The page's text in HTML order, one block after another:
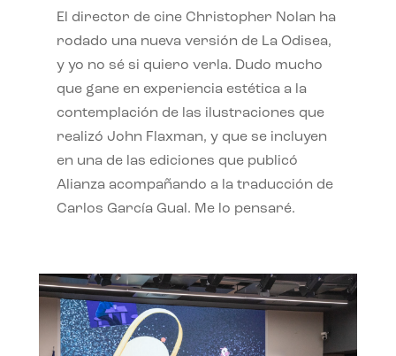
El director de cine Christopher Nolan ha
rodado una nueva versión de La Odisea,
y yo no sé si quiero verla. Dudo mucho
que gane en experiencia estética a la
contemplación de las ilustraciones que
realizó John Flaxman, y que se incluyen
en una de las ediciones que publicó
Alianza acompañando a la traducción de
Carlos García Gual. Me lo pensaré.